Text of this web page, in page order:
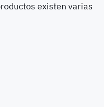
existen varias